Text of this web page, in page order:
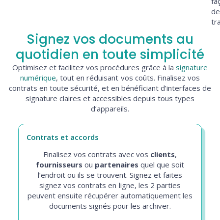
de
Signez vos documents au
quotidien en toute simplicité
Optimisez et facilitez vos procédures grâce à lasignature
numérique, tout en réduisant vos coûts. Finalisez vos
contrats en toute sécurité, et en bénéficiant d’interfaces de
signature claires et accessibles depuis tous types
d’appareils.
Contrats et accords
Finalisez vos contrats avec vos clients,
fournisseurs ou partenaires quel que soit
l’endroit ou ils se trouvent. Signez et faites
signez vos contrats en ligne, les 2 parties
peuvent ensuite récupérer automatiquement les
documents signés pour les archiver.